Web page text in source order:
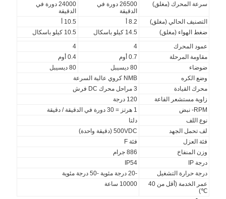
سرعة المحرك (مغلق)
26500 دورة في
الدقيقة
24000 دورة في
الدقيقة
التصنيف الحالي (مغلق)
8.2 أ
10.5 أ
ضغط الهواء (مغلق)
14.5 كيلو باسكال
10.5 كيلو باسكال
عمود المحرك
4
4
مقاومة المرحلة
0.7 أوم
0.4 أوم
ضوضاء
80 ديسيبل
80 ديسيبل
وضع الكره
NMB كروي عالية السرعة
محرك القيادة
3 مراحل محرك DC فرش
زاوية مستشعر القاعة
120 درجة
RPM- نبض
1 هرتز = 30 دورة في الدقيقة / دقيقة
نوع اللف
دلتا
لف تحمل الجهد
500VDC (دقيقة واحدة)
فئة العزل
فئة F
وزن المنفاخ
886 جرام
درجة IP
IP54
درجة حرارة التشغيل
-20 درجة مئوية -50 درجة مئوية
عمر الخدمة (أقل من 40
℃)
10000 ساعة